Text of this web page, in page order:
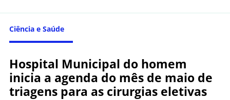
Ciência e Saúde
Hospital Municipal do homem
inicia a agenda do mês de maio de
triagens para as cirurgias eletivas